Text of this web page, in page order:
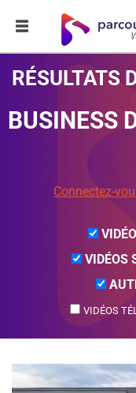
RÉSULTATS
BUSINESS
Connectez-
VIDÉOS
VIDÉOS